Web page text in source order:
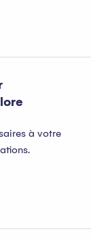
à votre